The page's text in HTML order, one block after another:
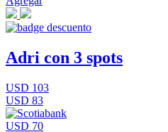
Adri con 3 spots
USD 103
USD 83
USD 70